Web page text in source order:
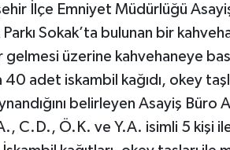
İlçe Emniyet Müdürlüğü
Sokak’ta bulunan bir
gelmesi üzerine kahvehaneye
adet iskambil kağıdı, okey
belirleyen Asayiş Büro
C.D., Ö.K. ve Y.A. isimli 5 kişi